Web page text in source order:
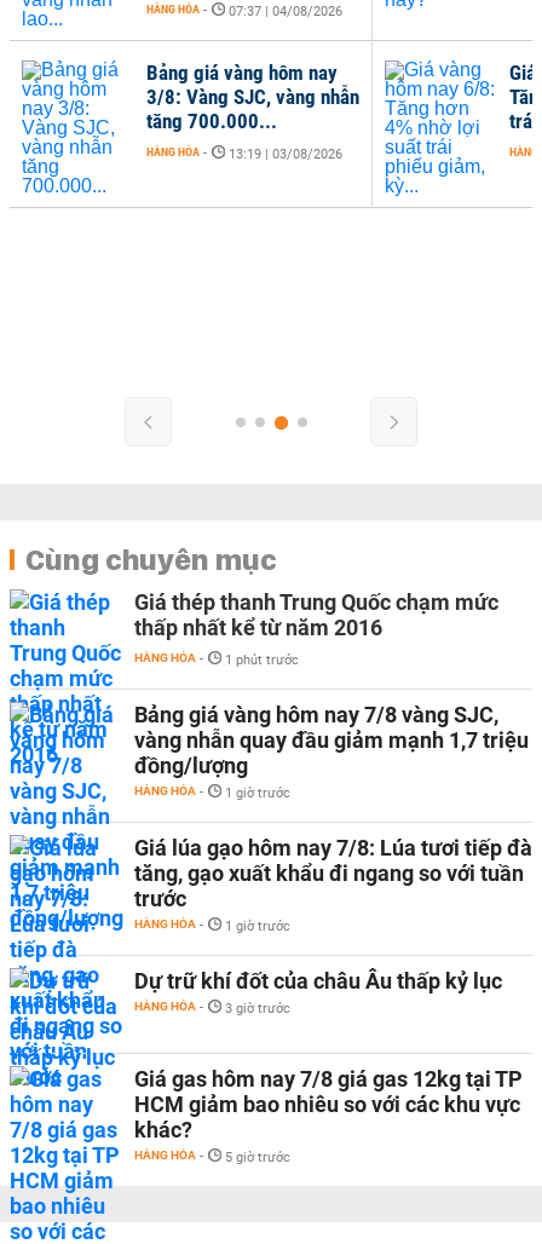
trái
HÀNG
HÀNG HÓA - 07:37 | 04/08/2026
Bảng giá vàng hôm nay
3/8: Vàng SJC, vàng nhẫn
tăng 700.000...
HÀNG HÓA - 13:19 | 03/08/2026
Cùng chuyên mục
Giá thép thanh Trung Quốc chạm mức
thấp nhất kể từ năm 2016
HÀNG HÓA - 1 phút trước
Bảng giá vàng hôm nay 7/8 vàng SJC,
vàng nhẫn quay đầu giảm mạnh 1,7 triệu
đồng/lượng
HÀNG HÓA - 1 giờ trước
Giá lúa gạo hôm nay 7/8: Lúa tươi tiếp đà
tăng, gạo xuất khẩu đi ngang so với tuần
trước
HÀNG HÓA - 1 giờ trước
Dự trữ khí đốt của châu Âu thấp kỷ lục
HÀNG HÓA - 3 giờ trước
Giá gas hôm nay 7/8 giá gas 12kg tại TP
HCM giảm bao nhiêu so với các khu vực
khác?
HÀNG HÓA - 5 giờ trước